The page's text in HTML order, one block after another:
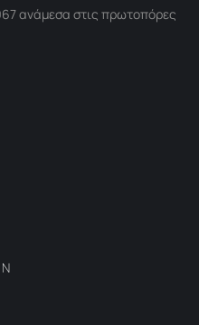
ανάμεσα στις πρωτοπόρες